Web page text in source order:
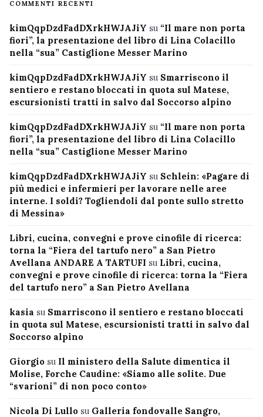
COMMENTI RECENTI
kimQqpDzdFadDXrkHWJAJiY su “Il mare non porta
fiori”, la presentazione del libro di Lina Colacillo
nella “sua” Castiglione Messer Marino
kimQqpDzdFadDXrkHWJAJiY su Smarriscono il
sentiero e restano bloccati in quota sul Matese,
escursionisti tratti in salvo dal Soccorso alpino
kimQqpDzdFadDXrkHWJAJiY su “Il mare non porta
fiori”, la presentazione del libro di Lina Colacillo
nella “sua” Castiglione Messer Marino
kimQqpDzdFadDXrkHWJAJiY su Schlein: «Pagare di
più medici e infermieri per lavorare nelle aree
interne. I soldi? Togliendoli dal ponte sullo stretto
di Messina»
Libri, cucina, convegni e prove cinofile di ricerca:
torna la “Fiera del tartufo nero” a San Pietro
Avellana ANDARE A TARTUFI su Libri, cucina,
convegni e prove cinofile di ricerca: torna la “Fiera
del tartufo nero” a San Pietro Avellana
kasia su Smarriscono il sentiero e restano bloccati
in quota sul Matese, escursionisti tratti in salvo dal
Soccorso alpino
Giorgio su Il ministero della Salute dimentica il
Molise, Forche Caudine: «Siamo alle solite. Due
“svarioni” di non poco conto»
Nicola Di Lullo su Galleria fondovalle Sangro,